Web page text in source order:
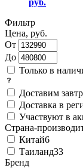
Фильтр
Цена, руб.
От
До
Только в
Доставим
Доставка в
Участвуют в
Страна-
Китай6
Таиланд33
Бренд